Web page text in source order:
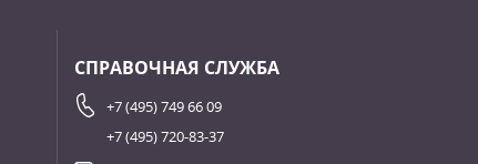
СПРАВОЧНАЯ СЛУЖБА
+7 (495) 749 66 09
+7 (495) 720-83-37